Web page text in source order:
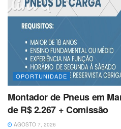
OPORTUNIDADE
Montador de Pneus em
de R$ 2.267 + Comissão
AGOSTO 7, 2026